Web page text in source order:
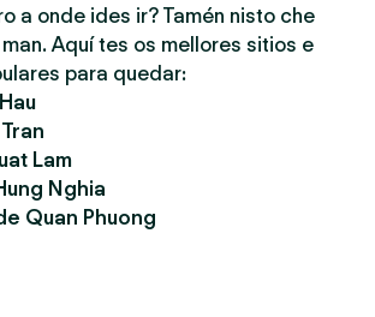
a onde ides ir? Tamén nisto che
Aquí tes os mellores sitios e
para quedar:
Lam
Nghia
Quan Phuong